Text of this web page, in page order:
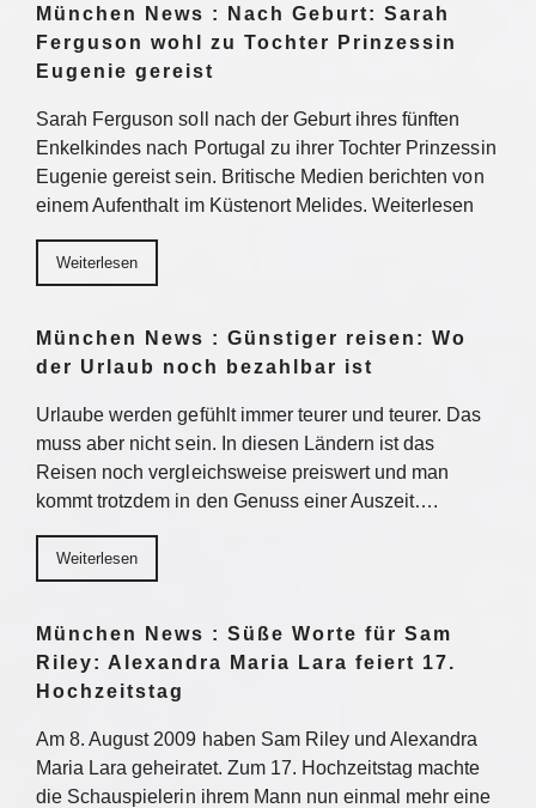
München News : Nach Geburt: Sarah
Ferguson wohl zu Tochter Prinzessin
Eugenie gereist
Sarah Ferguson soll nach der Geburt ihres fünften
Enkelkindes nach Portugal zu ihrer Tochter Prinzessin
Eugenie gereist sein. Britische Medien berichten von
einem Aufenthalt im Küstenort Melides. Weiterlesen
Weiterlesen
München News : Günstiger reisen: Wo
der Urlaub noch bezahlbar ist
Urlaube werden gefühlt immer teurer und teurer. Das
muss aber nicht sein. In diesen Ländern ist das
Reisen noch vergleichsweise preiswert und man
kommt trotzdem in den Genuss einer Auszeit….
Weiterlesen
München News : Süße Worte für Sam
Riley: Alexandra Maria Lara feiert 17.
Hochzeitstag
Am 8. August 2009 haben Sam Riley und Alexandra
Maria Lara geheiratet. Zum 17. Hochzeitstag machte
die Schauspielerin ihrem Mann nun einmal mehr eine